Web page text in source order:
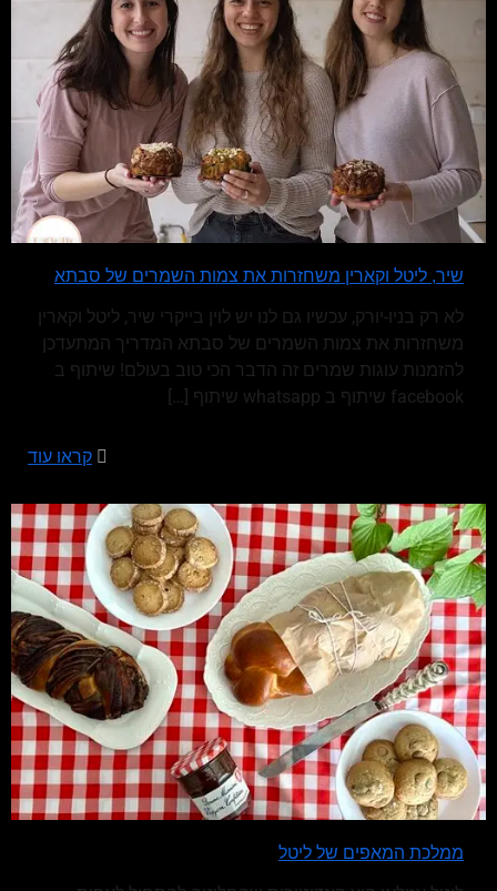
שיר, ליטל וקארין משחזרות את צמות השמרים של סבתא
לא רק בניו-יורק, עכשיו גם לנו יש לוין בייקרי שיר, ליטל וקארין
משחזרות את צמות השמרים של סבתא המדריך המתעדכן
להזמנות עוגות שמרים זה הדבר הכי טוב בעולם! שיתוף ב
facebook שיתוף ב whatsapp שיתוף
[…]
קראו עוד
ממלכת המאפים של ליטל